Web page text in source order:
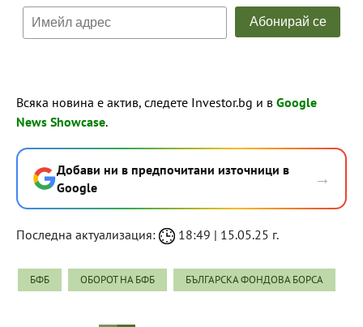
Всяка новина е актив, следете Investor.bg и в Google
News Showcase.
Добави ни в предпочитани източници в
Google
→
Последна актуализация: 18:49 | 15.05.25 г.
БФБ ОБОРОТ НА БФБ БЪЛГАРСКА ФОНДОВА БОРСА